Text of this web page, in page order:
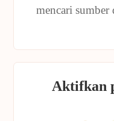
mencari sumber
Aktifkan